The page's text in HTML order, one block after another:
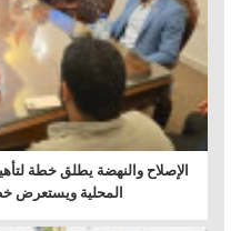
الإصلاح والنهضة يطلق خطة
المحلية ويستعرض